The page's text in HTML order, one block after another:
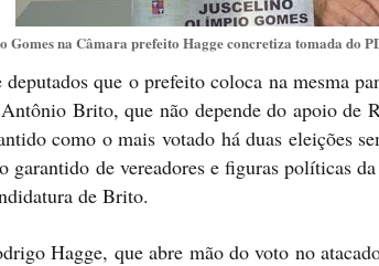
Gomes na Câmara prefeito Hagge concretiza tomada do
deputados que o prefeito coloca na mesma
Brito, que não depende do apoio de
como o mais votado há duas eleições
garantido de vereadores e figuras políticas
de Brito.
Hagge, que abre mão do voto no